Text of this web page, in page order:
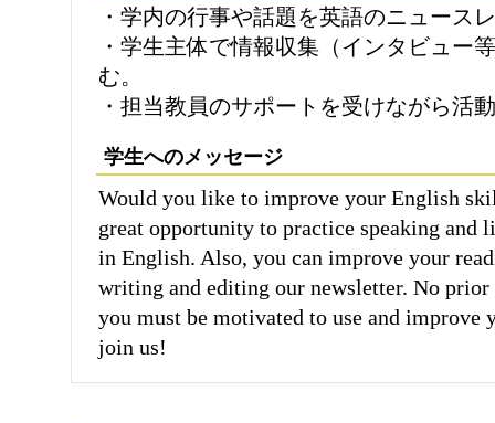
・学内の行事や話題を英語のニュース
・学生主体で情報収集（インタビュー
む。
・担当教員のサポートを受けながら活
学生へのメッセージ
Would you like to improve your English
great opportunity to practice speaking and
in English. Also, you can improve your
writing and editing our newsletter. No prior
you must be motivated to use and improve
join us!